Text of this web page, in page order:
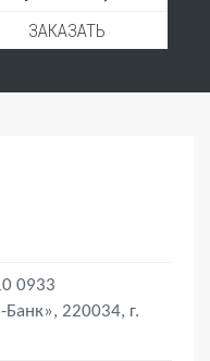
ЗАКАЗАТЬ
0933
Банк», 220034, г.